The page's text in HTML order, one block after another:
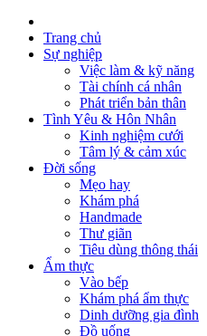
Trang chủ
Sự nghiệp
Việc làm & kỹ năng
Tài chính cá nhân
Phát triển bản thân
Tình Yêu & Hôn Nhân
Kinh nghiệm cưới
Tâm lý & cảm xúc
Đời sống
Mẹo hay
Khám phá
Handmade
Thư giãn
Tiêu dùng thông thái
Ẩm thực
Vào bếp
Khám phá ẩm thực
Dinh dưỡng gia đình
Đồ uống